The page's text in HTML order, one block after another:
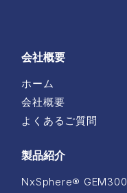
会社概要
ホーム
会社概要
よくあるご質問
製品紹介
NxSphere®